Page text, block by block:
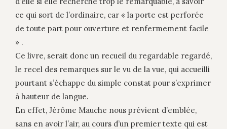
ce qui sort de l’ordinaire, car « la porte est perforée
de toute part pour ouverture et renfermement facile
» .
Ce livre, serait donc un recueil du regardable regardé,
le recel des remarques sur le vu de la vue, qui accueilli
pourtant s’échappe du simple constat pour s’exprimer
à hauteur de langue.
En effet, Jérôme Mauche nous prévient d’emblée,
sans en avoir l’air, au cours d’un premier texte qui est